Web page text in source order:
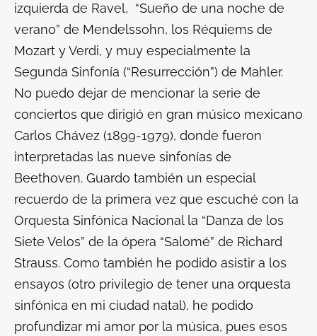
izquierda de Ravel, “Sueño de una noche de
verano” de Mendelssohn, los Réquiems de
Mozart y Verdi, y muy especialmente la
Segunda Sinfonía (“Resurrección”) de Mahler.
No puedo dejar de mencionar la serie de
conciertos que dirigió en gran músico mexicano
Carlos Chávez (1899-1979), donde fueron
interpretadas las nueve sinfonías de
Beethoven. Guardo también un especial
recuerdo de la primera vez que escuché con la
Orquesta Sinfónica Nacional la “Danza de los
Siete Velos” de la ópera “Salomé” de Richard
Strauss. Como también he podido asistir a los
ensayos (otro privilegio de tener una orquesta
sinfónica en mi ciudad natal), he podido
profundizar mi amor por la música, pues esos